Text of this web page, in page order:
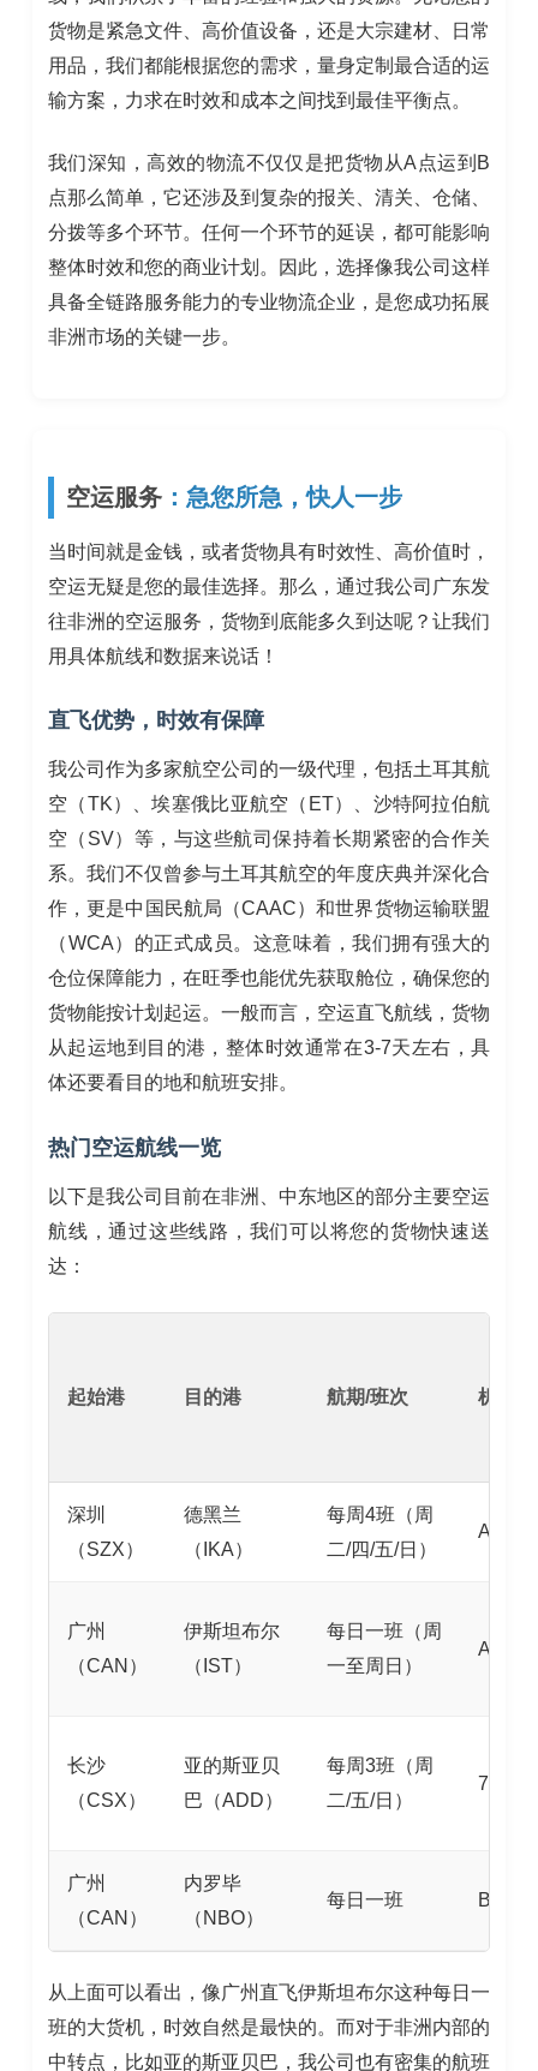
货物是紧急文件、高价值设备，还是大宗建材、日常
用品，我们都能根据您的需求，量身定制最合适的运
输方案，力求在时效和成本之间找到最佳平衡点。
我们深知，高效的物流不仅仅是把货物从A点运到B
点那么简单，它还涉及到复杂的报关、清关、仓储、
分拨等多个环节。任何一个环节的延误，都可能影响
整体时效和您的商业计划。因此，选择像我公司这样
具备全链路服务能力的专业物流企业，是您成功拓展
非洲市场的关键一步。
空运服务 ：急您所急，快人一步
当时间就是金钱，或者货物具有时效性、高价值时，
空运无疑是您的最佳选择。那么，通过我公司广东发
往非洲的空运服务，货物到底能多久到达呢？让我们
用具体航线和数据来说话！
直飞优势，时效有保障
我公司作为多家航空公司的一级代理，包括土耳其航
空（TK）、埃塞俄比亚航空（ET）、沙特阿拉伯航
空（SV）等，与这些航司保持着长期紧密的合作关
系。我们不仅曾参与土耳其航空的年度庆典并深化合
作，更是中国民航局（CAAC）和世界货物运输联盟
（WCA）的正式成员。这意味着，我们拥有强大的
仓位保障能力，在旺季也能优先获取舱位，确保您的
货物能按计划起运。一般而言，空运直飞航线，货物
从起运地到目的港，整体时效通常在3-7天左右，具
体还要看目的地和航班安排。
热门空运航线一览
以下是我公司目前在非洲、中东地区的部分主要空运
航线，通过这些线路，我们可以将您的货物快速送
达：
起始港 目的港 航期/班次 机型
深圳
（SZX）
德黑兰
（IKA）
每周4班（周
二/四/五/日）
A340
广州
（CAN）
伊斯坦布尔
（IST）
每日一班（周
一至周日）
长沙
（CSX）
亚的斯亚贝
巴（ADD）
每周3班（周
二/五/日）
777F/
广州
（CAN）
内罗毕
（NBO）
每日一班 B787
从上面可以看出，像广州直飞伊斯坦布尔这种每日一
班的大货机，时效自然是最快的。而对于非洲内部的
中转点，比如亚的斯亚贝巴，我公司也有密集的航班